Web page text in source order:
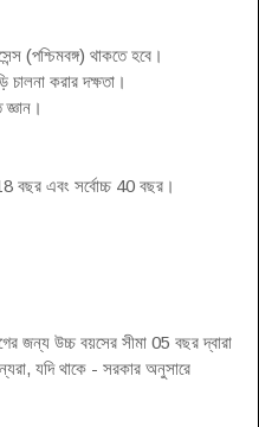
(পশ্চিমবঙ্গ) থাকতে হবে।
চালনা করার দক্ষতা।
বছর এবং সর্বোচ্চ 40 বছর।
জন্য উচ্চ বয়সের সীমা 05 বছর দ্বারা
যদি থাকে - সরকার অনুসারে